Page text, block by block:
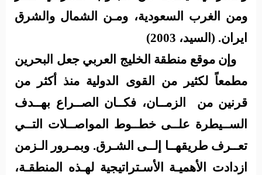
ومن الغرب السعودية، ومـن الشمال والشرق
ايران. (السيد، 2003)
وإن موقع منطقة الخليج العربي جعل البحرين
مطمعاً لكثير من القوى الدولية منذ أكثر من
قرنين من
الزمــان، فكــان الصــراع بهــدف
الســيطرة علــى خطــوط المواصــلات التــي
تعــرف طريقهــا إلــى الشـرق. وبمـرور الـزمن
ازدادت الأهميـة الأسـتراتيجية لهـذه المنطقـة،